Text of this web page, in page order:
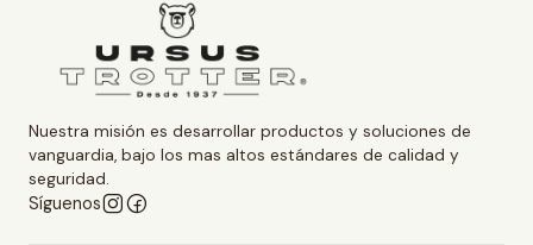
Nuestra misión es desarrollar productos y soluciones de
vanguardia, bajo los mas altos estándares de calidad y
seguridad.
Síguenos